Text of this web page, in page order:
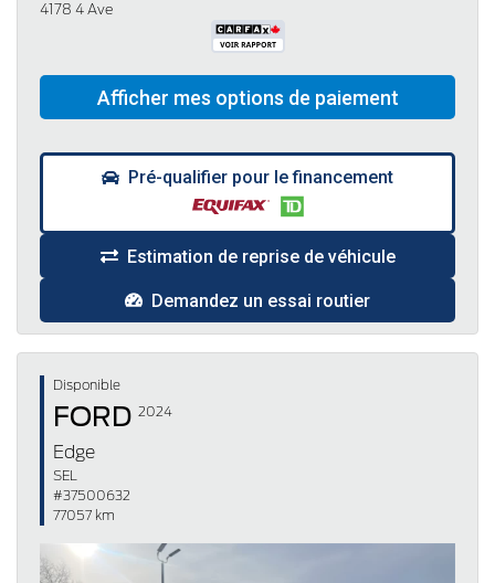
4178 4 Ave
Pré-qualifier pour le financement
Estimation de reprise de véhicule
Demandez un essai routier
Disponible
FORD 2024
Edge
SEL
#37500632
77057 km